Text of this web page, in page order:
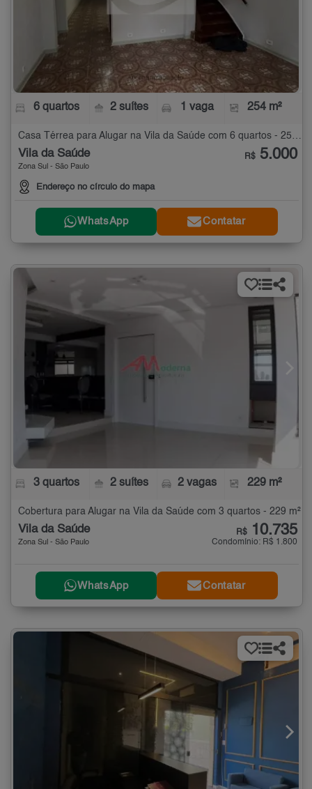
6 quartos 2 suítes 1 vaga 254 m²
Vila da Saúde
Zona Sul - São Paulo
Endereço no círculo do mapa
R$ 5.000
WhatsApp Contatar
3 quartos 2 suítes 2 vagas 229 m²
Cobertura para Alugar na Vila da Saúde com 3 quartos - 229 m²
Vila da Saúde
Zona Sul - São Paulo
R$ 10.735
Condomínio: R$ 1.800
WhatsApp Contatar